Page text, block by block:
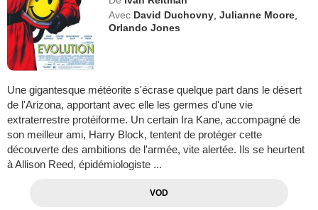
Avec David Duchovny ,Julianne Moore
Orlando Jones
Une gigantesque météorite s'écrase quelque part dans le désert
de l'Arizona, apportant avec elle les germes d'une vie
extraterrestre protéiforme. Un certain Ira Kane, accompagné de
son meilleur ami, Harry Block, tentent de protéger cette
découverte des ambitions de l'armée, vite alertée. Ils se heurtent
à Allison Reed, épidémiologiste ...
VOD